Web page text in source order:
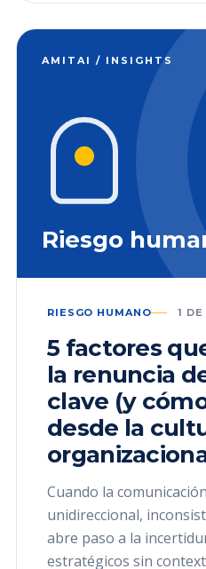
AMITAI / INSIGHTS
Riesgo
RIESGO HUMANO 1
5 factores
la renuncia
clave (y
desde la
Cuando la
unidireccional,
abre paso a la
estratégicos sin